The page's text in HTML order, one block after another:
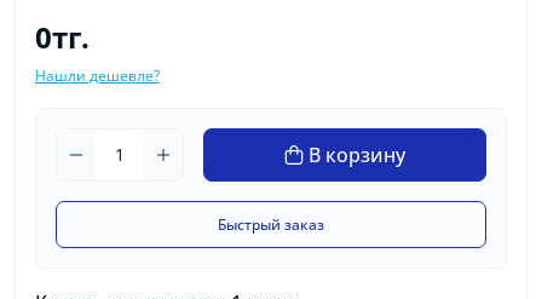
0тг.
Нашли дешевле?
В корзину
Быстрый заказ